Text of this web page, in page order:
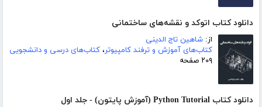
دانلود کتاب اتوکد و نقشه‌های ساختمانی
از: شاهین تاج الدینی
کتاب‌های آموزش و ترفند کامپیوتر، کتاب‌های درسی و دانشجویی
۲۰۹ صفحه
دانلود کتاب Python Tutorial (آموزش پایتون) - جلد اول